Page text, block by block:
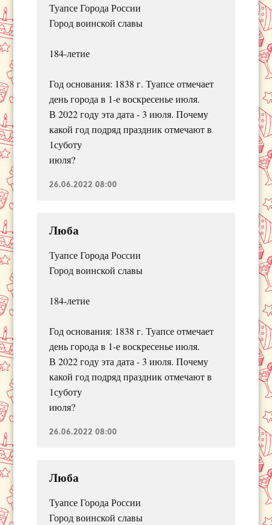
Туапсе Города России
Город воинской славы
184-летие
Год основания: 1838 г. Туапсе отмечает
день города в 1-е воскресенье июля.
В 2022 году эта дата - 3 июля. Почему
какой год подряд праздник отмечают в
1суботу
июля?
26.06.2022 08:00
Люба
Туапсе Города России
Город воинской славы
184-летие
Год основания: 1838 г. Туапсе отмечает
день города в 1-е воскресенье июля.
В 2022 году эта дата - 3 июля. Почему
какой год подряд праздник отмечают в
1суботу
июля?
26.06.2022 08:00
Люба
Туапсе Города России
Город воинской славы